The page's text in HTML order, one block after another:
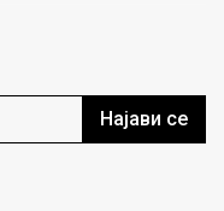
Најави се